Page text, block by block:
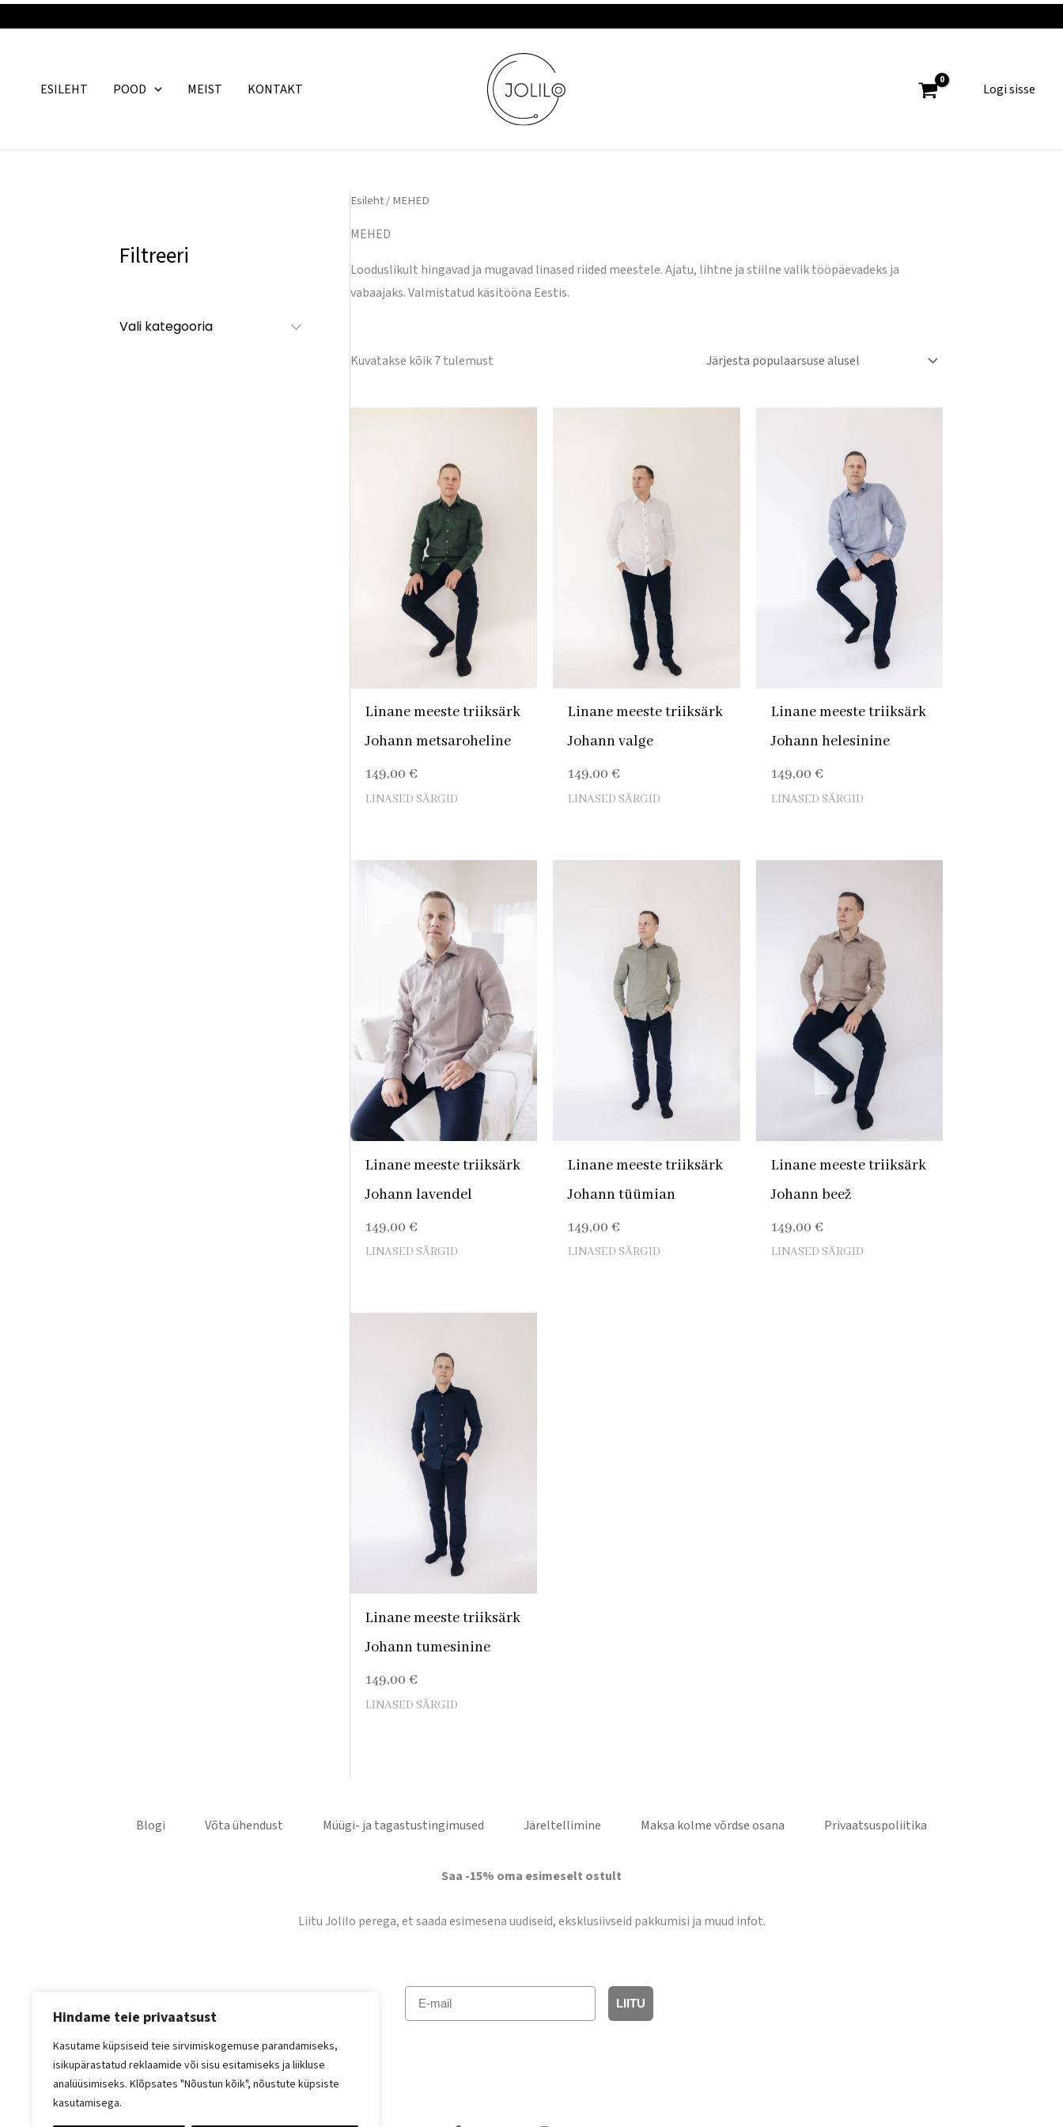
Hindame teie privaatsust
Kasutame küpsiseid teie sirvimiskogemuse parandamiseks,
isikupärastatud reklaamide või sisu esitamiseks ja liikluse
analüüsimiseks. Klõpsates "Nõustun kõik", nõustute küpsiste
kasutamisega.
to
ESILEHT POOD MEIST KONTAKT Logi sisse
Filtreeri
Vali kategooria
Esileht/ MEHED
MEHED
Looduslikult hingavad ja mugavad linased riided meestele. Ajatu, lihtne ja stiilne valik tööpäevadeks ja
vabaajaks. Valmistatud käsitööna Eestis.
Kuvatakse kõik 7 tulemust
Sorteeritud
järgi
Linane meeste triiksärk
Johann metsaroheline
149,00 €
LINASED SÄRGID
Linane meeste triiksärk
Johann valge
149,00€
LINASED SÄRGID
Linane meeste triiksärk
Johann helesinine
149,00 €
LINASED SÄRGID
Linane meeste triiksärk
Johann lavendel
149,00 €
LINASED SÄRGID
Linane meeste triiksärk
Johann tüümian
149,00€
LINASED SÄRGID
Linane meeste triiksärk
Johann beež
149,00 €
LINASED SÄRGID
Linane meeste triiksärk
Johann tumesinine
149,00 €
LINASED SÄRGID
Blogi Võta ühendust Müügi- ja tagastustingimused Järeltellimine Maksa kolme võrdse osana Privaatsuspoliitika
Saa -15% oma esimeselt ostult
Liitu Jolilo perega, et saada esimesena uudiseid, eksklusiivseid pakkumisi ja muud infot.
E-mail
LIITU